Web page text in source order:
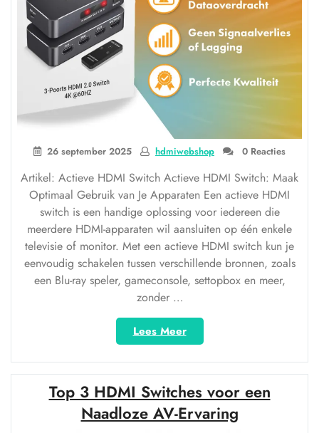
26 september 2025 hdmiwebshop 0 Reacties
Artikel: Actieve HDMI Switch Actieve HDMI Switch: Maak
Optimaal Gebruik van Je Apparaten Een actieve HDMI
switch is een handige oplossing voor iedereen die
meerdere HDMI-apparaten wil aansluiten op één enkele
televisie of monitor. Met een actieve HDMI switch kun je
eenvoudig schakelen tussen verschillende bronnen, zoals
een Blu-ray speler, gameconsole, settopbox en meer,
zonder …
Lees Meer“Optimaal
schakelen
met
een
actieve
HDMI
switch:
Top 3 HDMI Switches voor een
Naadloze AV-Ervaring